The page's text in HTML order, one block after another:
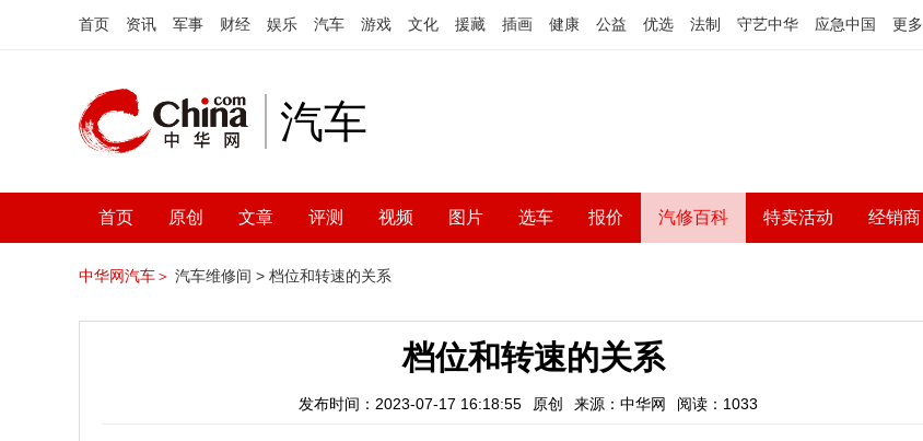
首页 资讯 军事 财经 娱乐 汽车 游戏 文化 援藏 插画 健康 公益 优选 法制 守艺中华 应急中国 更多
汽车
首页 原创 文章 评测 视频 图片 选车 报价 汽修百科 特卖活动 经销商
中华网汽车＞ 汽车维修间 > 档位和转速的关系
档位和转速的关系
发布时间：2023-07-17 16:18:55 原创 来源：中华网 阅读：1033